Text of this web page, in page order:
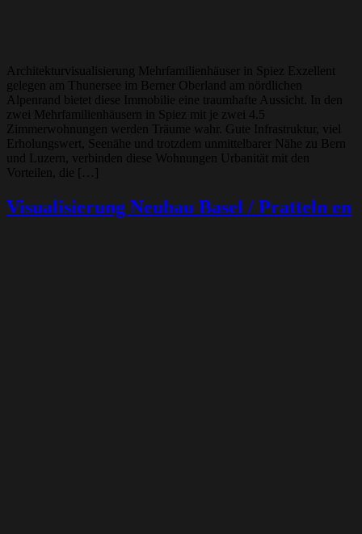
Architekturvisualisierung Mehrfamilienhäuser in Spiez Exzellent
gelegen am Thunersee im Berner Oberland am nördlichen
Alpenrand bietet diese Immobilie eine traumhafte Aussicht. In den
zwei Mehrfamilienhäusern in Spiez mit je zwei 4.5
Zimmerwohnungen werden Träume wahr. Gute Infrastruktur, viel
Erholungswert, Seenähe und trotzdem unmittelbarer Nähe zu Bern
und Luzern, verbinden diese Wohnungen Urbanität mit den
Vorteilen, die […]
Visualisierung Neubau Basel / Pratteln en